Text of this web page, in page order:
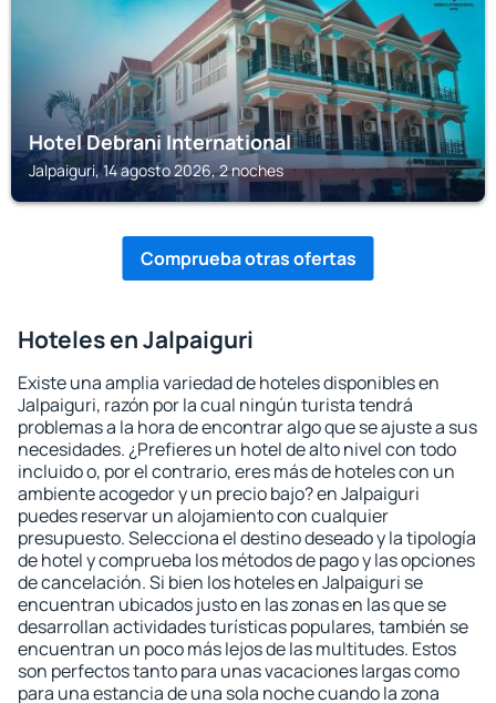
Hotel Debrani International
Jalpaiguri, 14 agosto 2026, 2 noches
Comprueba otras ofertas
Hoteles en Jalpaiguri
Existe una amplia variedad de hoteles disponibles en
Jalpaiguri, razón por la cual ningún turista tendrá
problemas a la hora de encontrar algo que se ajuste a sus
necesidades. ¿Prefieres un hotel de alto nivel con todo
incluido o, por el contrario, eres más de hoteles con un
ambiente acogedor y un precio bajo? en Jalpaiguri
puedes reservar un alojamiento con cualquier
presupuesto. Selecciona el destino deseado y la tipología
de hotel y comprueba los métodos de pago y las opciones
de cancelación. Si bien los hoteles en Jalpaiguri se
encuentran ubicados justo en las zonas en las que se
desarrollan actividades turísticas populares, también se
encuentran un poco más lejos de las multitudes. Estos
son perfectos tanto para unas vacaciones largas como
para una estancia de una sola noche cuando la zona